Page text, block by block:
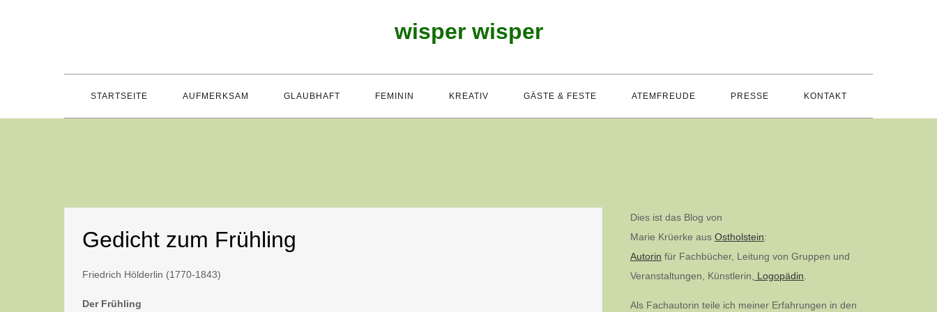
wisper wisper
STARTSEITE AUFMERKSAM GLAUBHAFT FEMININ KREATIV GÄSTE & FESTE ATEMFREUDE PRESSE KONTAKT
Gedicht zum Frühling
Friedrich Hölderlin (1770-1843)
Der Frühling
Dies ist das Blog von
Marie Krüerke aus Ostholstein:
Autorin für Fachbücher, Leitung von Gruppen und
Veranstaltungen, Künstlerin,
Logopädin
Als Fachautorin teile ich meiner Erfahrungen in den